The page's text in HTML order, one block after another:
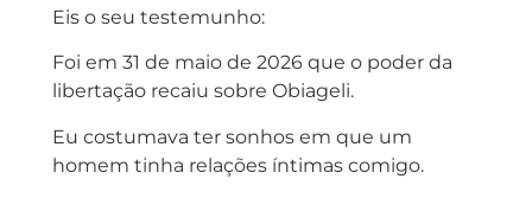
Eis o seu testemunho:
Foi em 31 de maio de 2026 que o poder da
libertação recaiu sobre Obiageli.
Eu costumava ter sonhos em que um
homem tinha relações íntimas comigo.